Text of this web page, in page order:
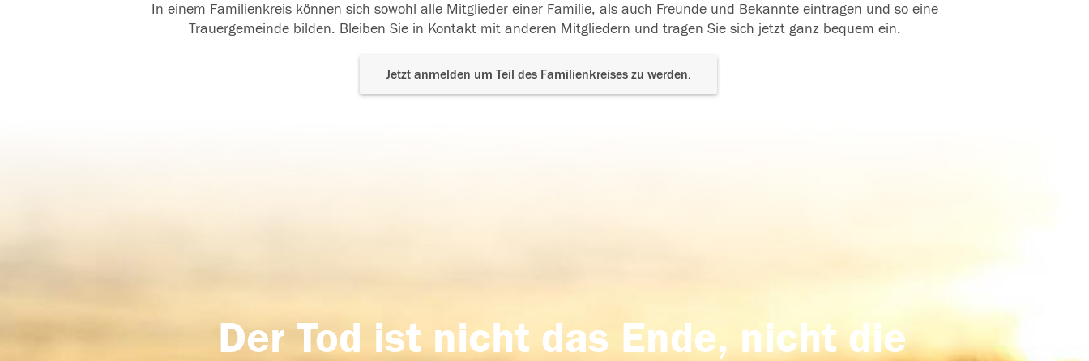
In einem Familienkreis können sich sowohl alle Mitglieder einer Familie, als auch Freunde und Bekannte eintragen und so eine
Trauergemeinde bilden. Bleiben Sie in Kontakt mit anderen Mitgliedern und tragen Sie sich jetzt ganz bequem ein.
Jetzt anmelden um Teil des Familienkreises zu werden.
Der Tod ist nicht das Ende, nicht die